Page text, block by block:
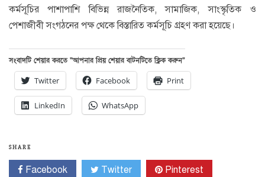
কর্মসূচির পাশাপাশি বিভিন্ন রাজনৈতিক, সামাজিক, সাংস্কৃতিক ও
পেশাজীবী সংগঠনের পক্ষ থেকে বিস্তারিত কর্মসূচি গ্রহণ করা হয়েছে।
সংবাদটি শেয়ার করতে “আপনার প্রিয় শেয়ার বাটনটিতে ক্লিক করুন”
Twitter Facebook Print
LinkedIn WhatsApp
SHARE
Facebook Twitter Pinterest